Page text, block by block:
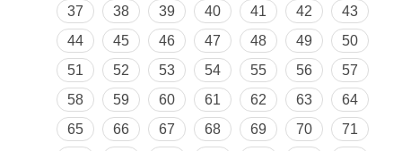
37
38 39 40 41 42
43
44
45 46 47 48 49
50
51
52 53 54 55 56
57
58
59 60 61 62 63
64
65
66 67 68 69 70
71